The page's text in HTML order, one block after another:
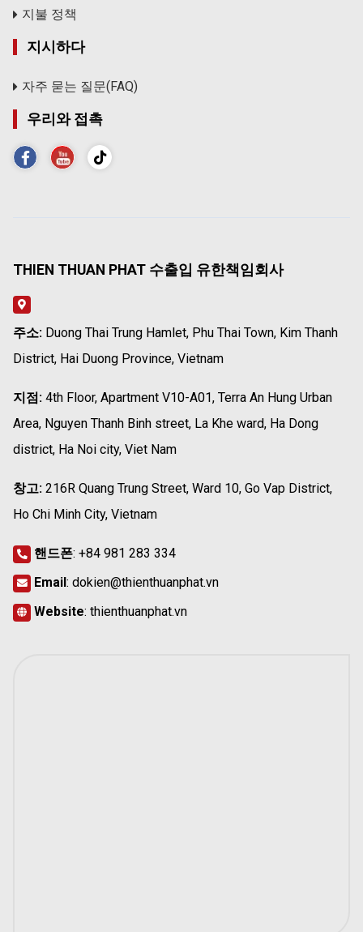
지불 정책
지시하다
자주 묻는 질문(FAQ)
우리와 접촉
THIEN THUAN PHAT 수출입 유한책임회사
주소: Duong Thai Trung Hamlet, Phu Thai Town, Kim Thanh
District, Hai Duong Province, Vietnam
지점: 4th Floor, Apartment V10-A01, Terra An Hung Urban
Area, Nguyen Thanh Binh street, La Khe ward, Ha Dong
district, Ha Noi city, Viet Nam
창고: 216R Quang Trung Street, Ward 10, Go Vap District,
Ho Chi Minh City, Vietnam
핸드폰: +84 981 283 334
Email: dokien@thienthuanphat.vn
Website: thienthuanphat.vn